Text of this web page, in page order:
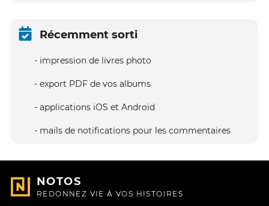
Récemment sorti
impression de livres photo
export PDF de vos albums
applications iOS et Android
mails de notifications pour les commentaires
NOTOS
REDONNEZ VIE À VOS HISTOIRES